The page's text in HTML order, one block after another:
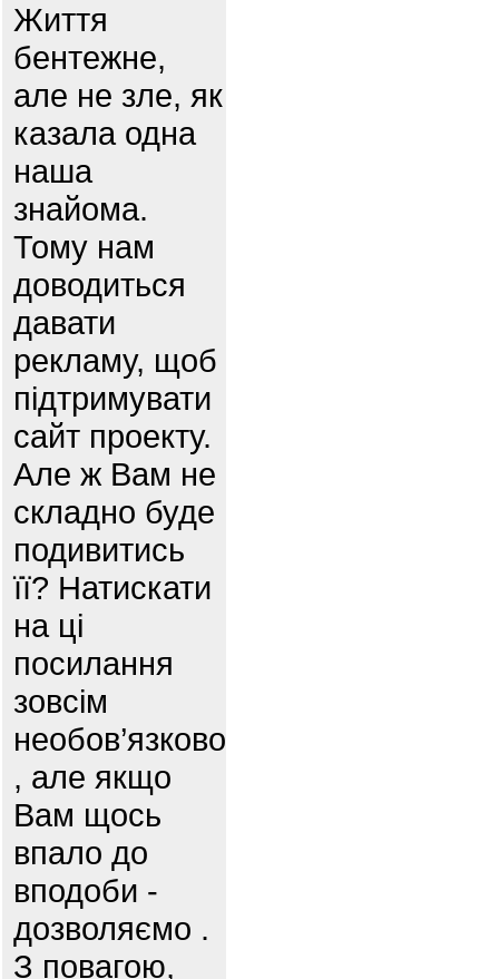
Життя
бентежне,
але не зле, як
казала одна
наша
знайома.
Тому нам
доводиться
давати
рекламу, щоб
підтримувати
сайт проекту.
Але ж Вам не
складно буде
подивитись
її? Натискати
на ці
посилання
зовсім
необов’язково
, але якщо
Вам щось
впало до
вподоби -
дозволяємо .
З повагою,